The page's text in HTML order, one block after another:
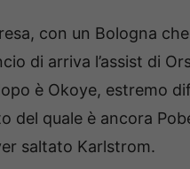
con un Bologna
di arriva l’assist di
è Okoye, estremo
del quale è ancora
saltato Karlstrom.